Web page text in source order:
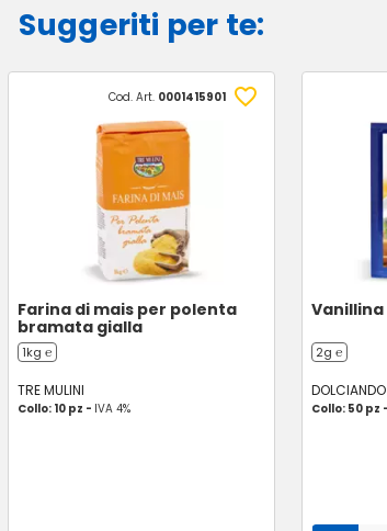
Suggeriti per te:
Cod. Art. 0001415901
Farina di mais per polenta
bramata gialla
1kg ℮
TRE MULINI
Collo: 10 pz - IVA 4%
2g ℮
DOLCIANDO
Collo: 50 pz